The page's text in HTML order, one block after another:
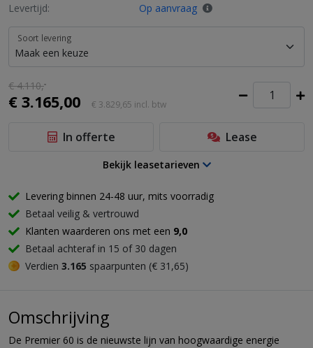
Levertijd: Op aanvraag
Soort levering
€ 4.110,-
€ 3.165,00 € 3.829,65 incl. btw
In offerte Lease
Bekijk leasetarieven
Levering binnen 24-48 uur, mits voorradig
Betaal veilig & vertrouwd
Klanten waarderen ons met een 9,0
Betaal achteraf in 15 of 30 dagen
Verdien 3.165 spaarpunten (€ 31,65)
Omschrijving
De Premier 60 is de nieuwste lijn van hoogwaardige energie